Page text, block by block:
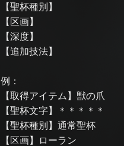
【聖杯種別】
【区画】
【深度】
【追加技法】
例：
【取得アイテム】獣の爪
【聖杯文字】＊＊＊＊＊
【聖杯種別】通常聖杯
【区画】ローラン